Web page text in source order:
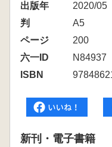
出版年
2020/05
判
A5
ページ
200
六一ID
N84937
ISBN
新刊・電子書籍